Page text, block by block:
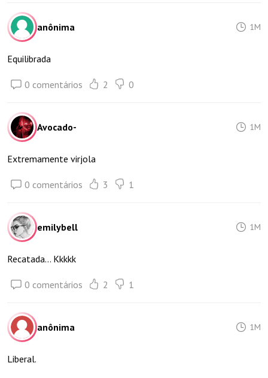
anônima 1M
Equilibrada
0 comentários 2 0
Avocado- 1M
Extremamente virjola
0 comentários 3 1
emilybell 1M
Recatada... Kkkkk
0 comentários 2 1
anônima 1M
Liberal.